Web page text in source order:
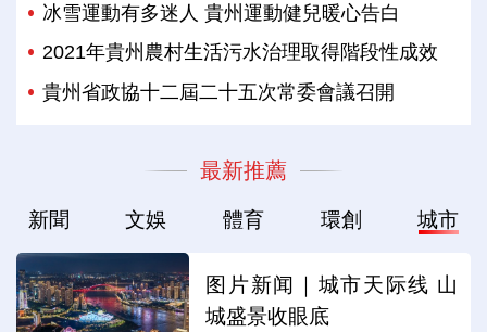
冰雪運動有多迷人 貴州運動健兒暖心告白
2021年貴州農村生活污水治理取得階段性成效
貴州省政協十二屆二十五次常委會議召開
最新推薦
新聞 文娛 體育 環創 城市
图片新闻｜城市天际线 山
城盛景收眼底